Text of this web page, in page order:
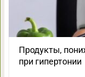
Продукты,
при гипертонии